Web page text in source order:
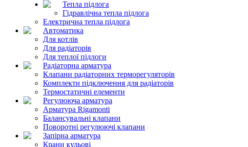
Тепла підлога
Гідравлічна тепла підлога
Електрична тепла підлога
Автоматика
Для котлів
Для радіаторів
Для теплої підлоги
Радіаторна арматура
Клапани радіаторних терморегуляторів
Комплекти підключення для радіаторів
Термостатичні елементи
Регулююча арматура
Арматура Rigamonti
Балансувальні клапани
Поворотні регулюючі клапани
Запірна арматура
Крани кульові